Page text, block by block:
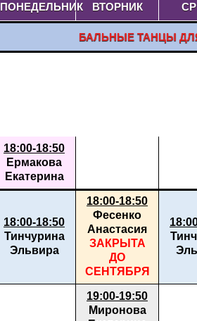
ПОНЕДЕЛЬНИК ВТОРНИК
БАЛЬНЫЕ ТАНЦЫ
18:00-18:50
Ермакова
Екатерина
18:00-18:50
Тинчурина
Эльвира
18:00-18:50
Фесенко
Анастасия
ЗАКРЫТА
ДО
СЕНТЯБРЯ
19:00-19:50
Миронова